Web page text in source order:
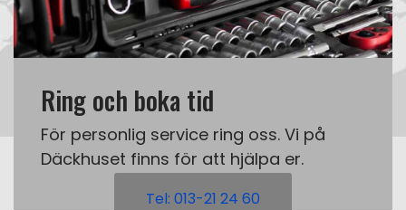
Ring och boka tid
För personlig service ring oss. Vi på
Däckhuset finns för att hjälpa er.
Tel: 013-21 24 60